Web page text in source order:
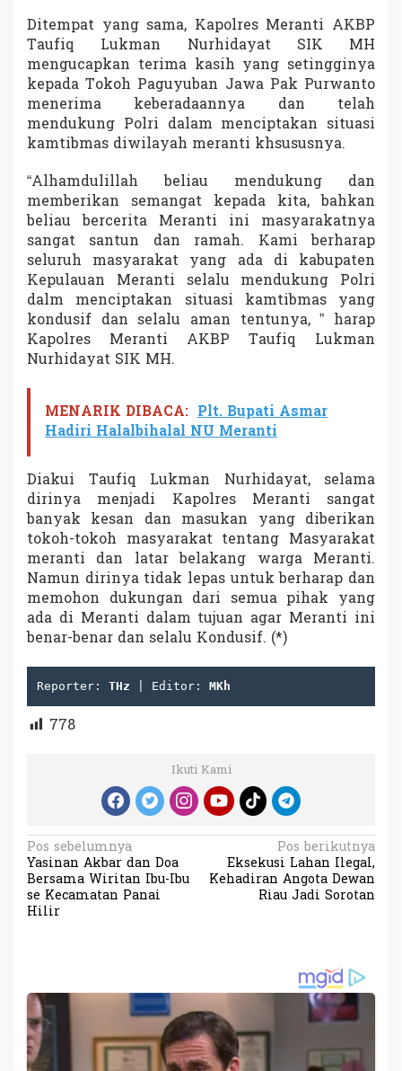
Ditempat yang sama, Kapolres Meranti AKBP
Taufiq Lukman Nurhidayat SIK MH
mengucapkan terima kasih yang setingginya
kepada Tokoh Paguyuban Jawa Pak Purwanto
menerima keberadaannya dan telah
mendukung Polri dalam menciptakan situasi
kamtibmas diwilayah meranti khsususnya.
“Alhamdulillah beliau mendukung dan
memberikan semangat kepada kita, bahkan
beliau bercerita Meranti ini masyarakatnya
sangat santun dan ramah. Kami berharap
seluruh masyarakat yang ada di kabupaten
Kepulauan Meranti selalu mendukung Polri
dalm menciptakan situasi kamtibmas yang
kondusif dan selalu aman tentunya, ” harap
Kapolres Meranti AKBP Taufiq Lukman
Nurhidayat SIK MH.
MENARIK DIBACA: Plt. Bupati Asmar
Hadiri Halalbihalal NU Meranti
Diakui Taufiq Lukman Nurhidayat, selama
dirinya menjadi Kapolres Meranti sangat
banyak kesan dan masukan yang diberikan
tokoh-tokoh masyarakat tentang Masyarakat
meranti dan latar belakang warga Meranti.
Namun dirinya tidak lepas untuk berharap dan
memohon dukungan dari semua pihak yang
ada di Meranti dalam tujuan agar Meranti ini
benar-benar dan selalu Kondusif. (*)
Reporter: THz | Editor: MKh
778
Ikuti Kami
N
a
v
s
i
p
Pos sebelumnya
Yasinan Akbar dan Doa
Bersama Wiritan Ibu-Ibu
se Kecamatan Panai
Hilir
Pos berikutnya
Eksekusi Lahan Ilegal,
Kehadiran Angota Dewan
Riau Jadi Sorotan